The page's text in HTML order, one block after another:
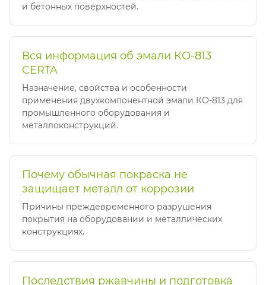
и бетонных поверхностей.
Вся информация об эмали КО-813
CERTA
Назначение, свойства и особенности
применения двухкомпонентной эмали КО-813 для
промышленного оборудования и
металлоконструкций.
Почему обычная покраска не
защищает металл от коррозии
Причины преждевременного разрушения
покрытия на оборудовании и металлических
конструкциях.
Последствия ржавчины и подготовка